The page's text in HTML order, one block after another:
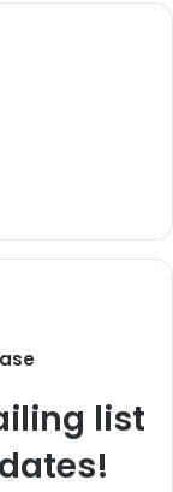
list